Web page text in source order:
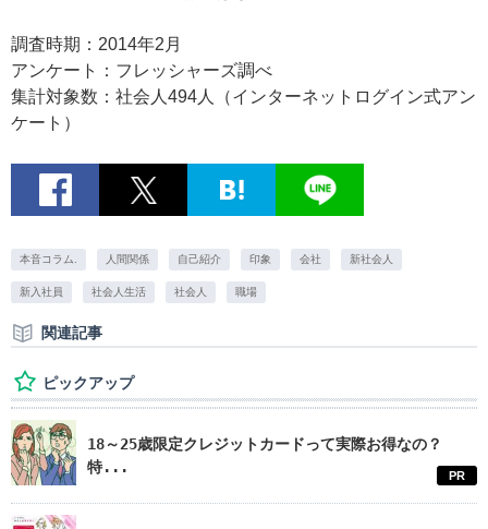
調査時期：2014年2月
アンケート：フレッシャーズ調べ
集計対象数：社会人494人（インターネットログイン式アン
ケート）
本音コラム. 人間関係 自己紹介 印象 会社 新社会人
新入社員 社会人生活 社会人 職場
関連記事
ピックアップ
18～25歳限定クレジットカードって実際お得なの？
特...
PR